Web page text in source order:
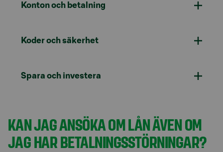
Konton och betalning
Koder och säkerhet
Spara och investera
KAN JAG ANSÖKA OM LÅN ÄVEN OM
JAG HAR BETALNINGSSTÖRNINGAR?